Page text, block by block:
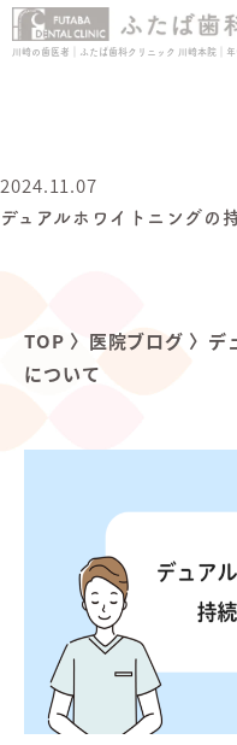
川崎の歯医者｜ふたば歯科クリニック 川崎本院｜
2024.11.07
デュアルホワイトニングの
TOP 〉 医院ブログ 〉 デ
について